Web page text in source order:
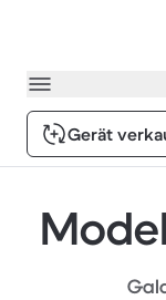
Gerät